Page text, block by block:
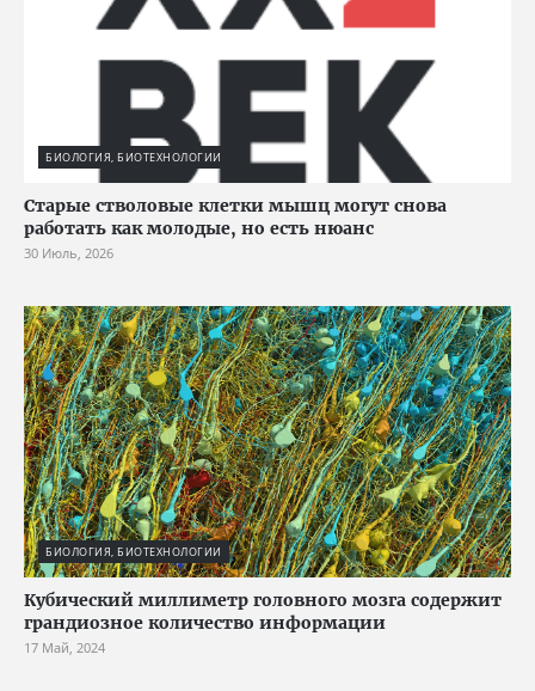
БИОЛОГИЯ, БИОТЕХНОЛОГИИ
Старые стволовые клетки мышц могут снова
работать как молодые, но есть нюанс
30 Июль, 2026
БИОЛОГИЯ, БИОТЕХНОЛОГИИ
Кубический миллиметр головного мозга содержит
грандиозное количество информации
17 Май, 2024